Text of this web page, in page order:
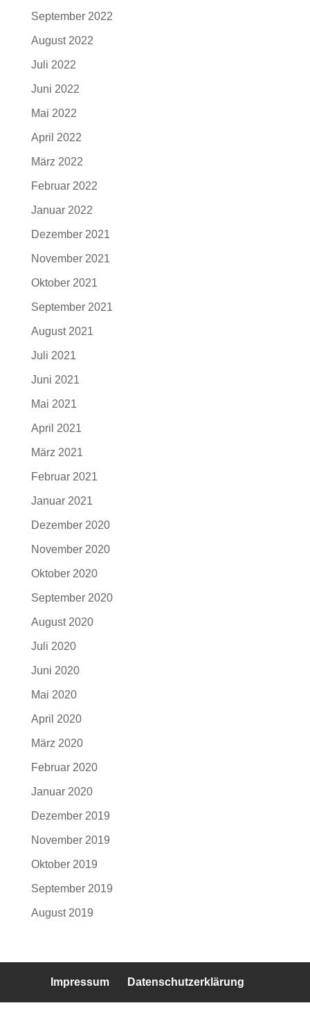
September 2022
August 2022
Juli 2022
Juni 2022
Mai 2022
April 2022
März 2022
Februar 2022
Januar 2022
Dezember 2021
November 2021
Oktober 2021
September 2021
August 2021
Juli 2021
Juni 2021
Mai 2021
April 2021
März 2021
Februar 2021
Januar 2021
Dezember 2020
November 2020
Oktober 2020
September 2020
August 2020
Juli 2020
Juni 2020
Mai 2020
April 2020
März 2020
Februar 2020
Januar 2020
Dezember 2019
November 2019
Oktober 2019
September 2019
August 2019
Impressum Datenschutzerklärung